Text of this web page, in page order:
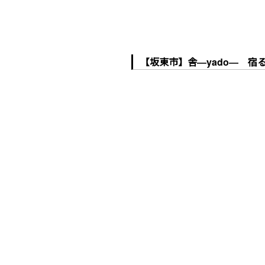
【坂東市】舎―yado― 宿